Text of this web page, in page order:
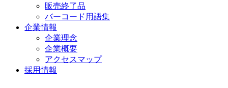
販売終了品
バーコード用語集
企業情報
企業理念
企業概要
アクセスマップ
採用情報